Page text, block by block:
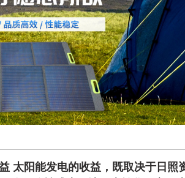
行业新闻
技术知识
太阳能发电的收益，既取决于日照